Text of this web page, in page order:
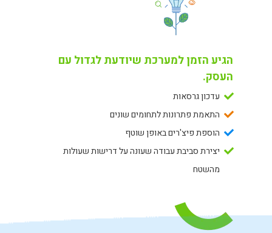
הגיע הזמן למערכת שיודעת לגדול עם
העסק.
עדכון גרסאות
התאמת פתרונות לתחומים שונים
הוספת פיצ'רים באופן שוטף
יצירת סביבת עבודה שעונה על דרישות שעולות
מהשטח